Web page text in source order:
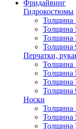
Фридайвинг
Гидрокостюмы
Толщина
Толщина
Толщина
Толщина
Перчатки,
Толщина
Толщина
Толщина
Толщина
Носки
Толщина
Толщина
Толщина